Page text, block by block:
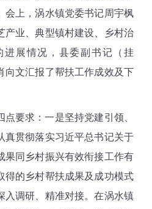
会上，涡水镇党委书记周宇枫
产业、典型镇村建设、乡村治
进展情况，县委副书记（挂
向文汇报了帮扶工作成效及下
要求：一是坚持党建引领、
真贯彻落实习近平总书记关于
果同乡村振兴有效衔接工作有
得的乡村帮扶成果及成功模式
入调研、精准对接。在涡水镇